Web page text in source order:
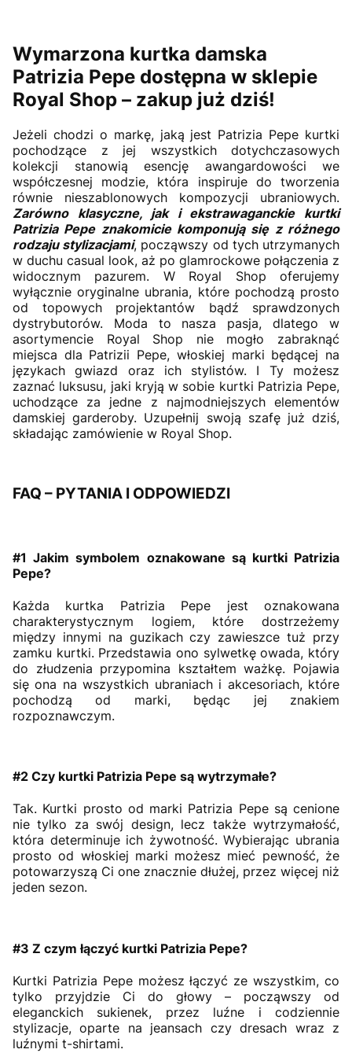
Wymarzona kurtka damska
Patrizia Pepe dostępna w sklepie
Royal Shop – zakup już dziś!
Jeżeli chodzi o markę, jaką jest Patrizia Pepe kurtki
pochodzące z jej wszystkich dotychczasowych
kolekcji stanowią esencję awangardowości we
współczesnej modzie, która inspiruje do tworzenia
równie nieszablonowych kompozycji ubraniowych.
Zarówno klasyczne, jak i ekstrawaganckie kurtki
Patrizia Pepe znakomicie komponują się z różnego
rodzaju stylizacjami, począwszy od tych utrzymanych
w duchu casual look, aż po glamrockowe połączenia z
widocznym pazurem. W Royal Shop oferujemy
wyłącznie oryginalne ubrania, które pochodzą prosto
od topowych projektantów bądź sprawdzonych
dystrybutorów. Moda to nasza pasja, dlatego w
asortymencie Royal Shop nie mogło zabraknąć
miejsca dla Patrizii Pepe, włoskiej marki będącej na
językach gwiazd oraz ich stylistów. I Ty możesz
zaznać luksusu, jaki kryją w sobie kurtki Patrizia Pepe,
uchodzące za jedne z najmodniejszych elementów
damskiej garderoby. Uzupełnij swoją szafę już dziś,
składając zamówienie w Royal Shop.
FAQ – PYTANIA I ODPOWIEDZI
#1 Jakim symbolem oznakowane są kurtki Patrizia
Pepe?
Każda kurtka Patrizia Pepe jest oznakowana
charakterystycznym logiem, które dostrzeżemy
między innymi na guzikach czy zawieszce tuż przy
zamku kurtki. Przedstawia ono sylwetkę owada, który
do złudzenia przypomina kształtem ważkę. Pojawia
się ona na wszystkich ubraniach i akcesoriach, które
pochodzą od marki, będąc jej znakiem
rozpoznawczym.
#2 Czy kurtki Patrizia Pepe są wytrzymałe?
Tak. Kurtki prosto od marki Patrizia Pepe są cenione
nie tylko za swój design, lecz także wytrzymałość,
która determinuje ich żywotność. Wybierając ubrania
prosto od włoskiej marki możesz mieć pewność, że
potowarzyszą Ci one znacznie dłużej, przez więcej niż
jeden sezon.
#3 Z czym łączyć kurtki Patrizia Pepe?
Kurtki Patrizia Pepe możesz łączyć ze wszystkim, co
tylko przyjdzie Ci do głowy – począwszy od
eleganckich sukienek, przez luźne i codziennie
stylizacje, oparte na jeansach czy dresach wraz z
luźnymi t-shirtami.